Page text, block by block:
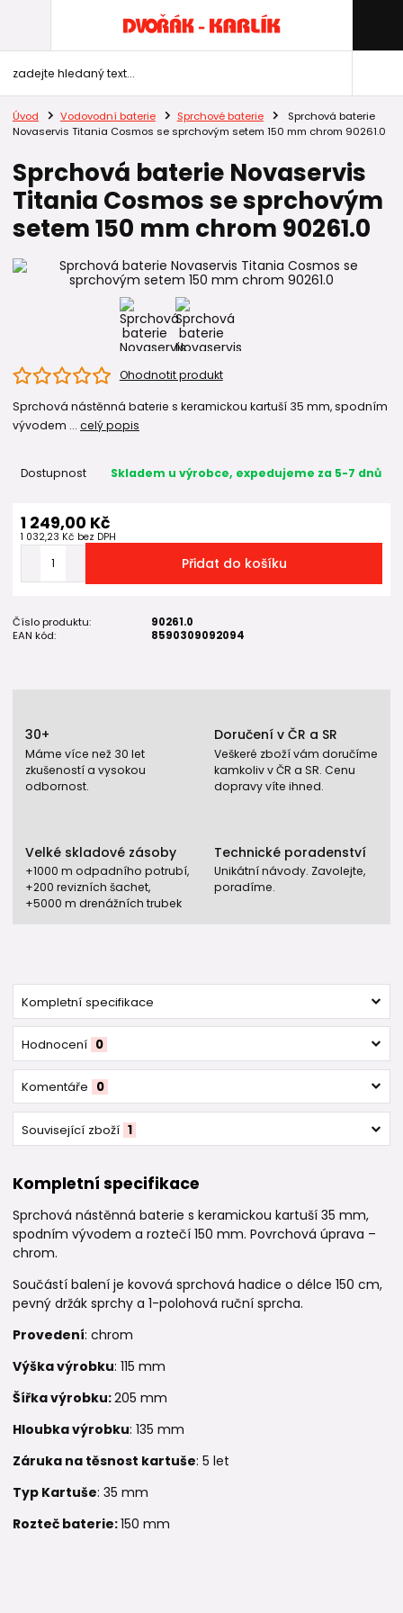
Úvod Vodovodní baterie Sprchové baterie
Sprchová baterie
Novaservis Titania Cosmos se sprchovým setem 150 mm chrom 90261.0
Sprchová baterie Novaservis
Titania Cosmos se sprchovým
setem 150 mm chrom 90261.0
Ohodnotit produkt
Sprchová nástěnná baterie s keramickou kartuší 35 mm, spodním
vývodem ... celý popis
Dostupnost Skladem u výrobce, expedujeme za 5-7 dnů
1 249,00 Kč
1 032,23 Kč bez DPH
Přidat do košíku
Číslo produktu:
90261.0
EAN kód:
8590309092094
30+
Máme více než 30 let
zkušeností a vysokou
odbornost.
Doručení v ČR a SR
Veškeré zboží vám doručíme
kamkoliv v ČR a SR. Cenu
dopravy víte ihned.
Velké skladové zásoby
+1000 m odpadního potrubí,
+200 revizních šachet,
+5000 m drenážních trubek
Technické poradenství
Unikátní návody. Zavolejte,
poradíme.
Kompletní specifikace
Hodnocení 0
Komentáře 0
Související zboží 1
Kompletní specifikace
Sprchová nástěnná baterie s keramickou kartuší 35 mm,
spodním vývodem a roztečí 150 mm. Povrchová úprava –
chrom.
Součástí balení je kovová sprchová hadice o délce 150 cm,
pevný držák sprchy a 1-polohová ruční sprcha.
Provedení: chrom
Výška výrobku: 115 mm
Šířka výrobku:205 mm
Hloubka výrobku: 135 mm
Záruka na těsnost kartuše: 5 let
Typ Kartuše: 35 mm
Rozteč baterie:150 mm